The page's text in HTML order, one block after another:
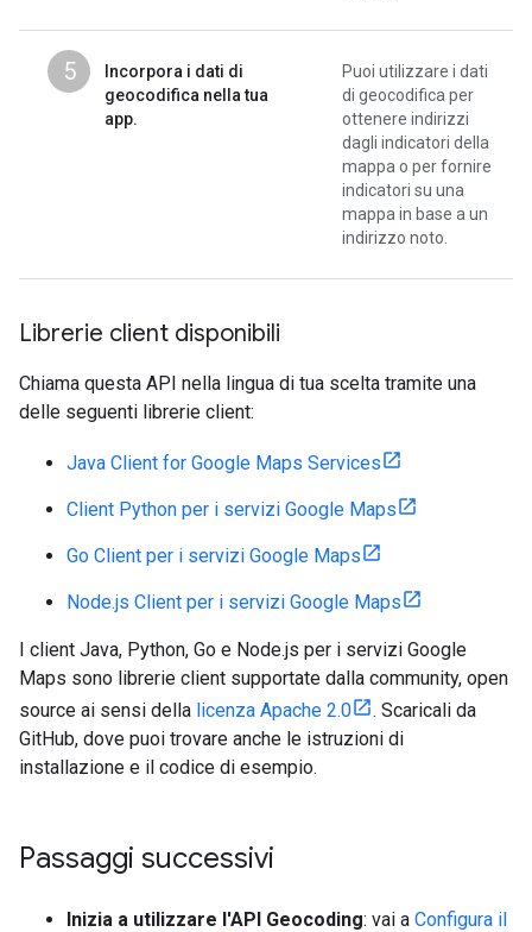
5
Incorpora i dati di
geocodifica nella tua
app.
Puoi utilizzare i dati
di geocodifica per
ottenere indirizzi
dagli indicatori della
mappa o per fornire
indicatori su una
mappa in base a un
indirizzo noto.
Librerie client disponibili
Chiama questa API nella lingua di tua scelta tramite una
delle seguenti librerie client:
Java Client for Google Maps Services
Client Python per i servizi Google Maps
Go Client per i servizi Google Maps
Node.js Client per i servizi Google Maps
I client Java, Python, Go e Node.js per i servizi Google
Maps sono librerie client supportate dalla community, open
source ai sensi della licenza Apache 2.0
. Scaricali da
GitHub, dove puoi trovare anche le istruzioni di
installazione e il codice di esempio.
Passaggi successivi
Inizia a utilizzare l'API Geocoding: vai a Configura il